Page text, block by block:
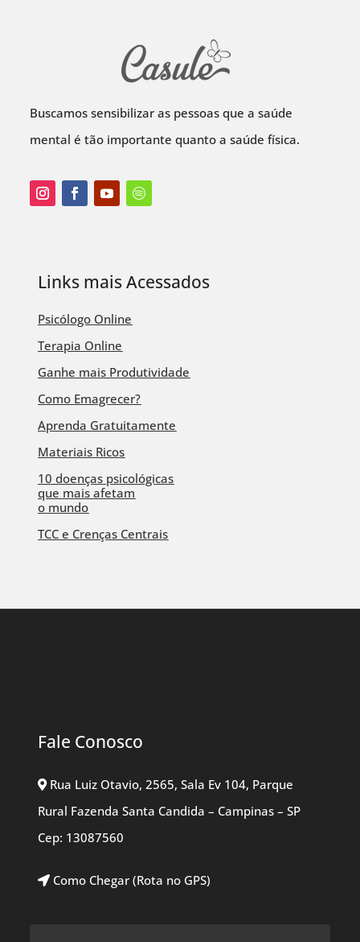
Buscamos sensibilizar as pessoas que a saúde
mental é tão importante quanto a saúde física.
Links mais Acessados
Psicólogo Online
Terapia Online
Ganhe mais Produtividade
Como Emagrecer?
Aprenda Gratuitamente
Materiais Ricos
10 doenças psicológicas
que mais afetam
o mundo
TCC e Crenças Centrais
Fale Conosco
Rua Luiz Otavio, 2565, Sala Ev 104, Parque
Rural Fazenda Santa Candida – Campinas – SP
Cep: 13087560
Como Chegar (Rota no GPS)